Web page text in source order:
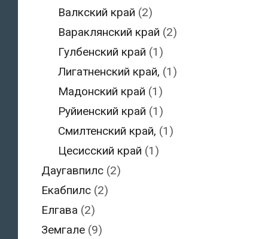
Валкский край (2)
Вараклянский край (2)
Гулбенский край (1)
Лигатненский край, (1)
Мадонский край (1)
Руйиенский край (1)
Смилтенский край, (1)
Цесисский край (1)
Даугавпилс(2)
Екабпилс(2)
Елгава (2)
Земгале(9)